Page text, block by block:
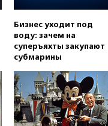
Бизнес уходит под
воду: зачем на
суперъяхты закупают
субмарины